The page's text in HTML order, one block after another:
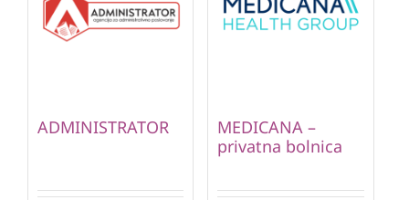
ADMINISTRATOR
MEDICANA –
privatna bolnica